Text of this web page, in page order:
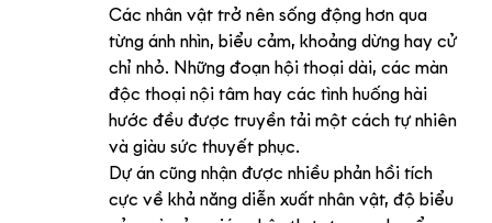
Các nhân vật trở nên sống động hơn qua
từng ánh nhìn, biểu cảm, khoảng dừng hay cử
chỉ nhỏ. Những đoạn hội thoại dài, các màn
độc thoại nội tâm hay các tình huống hài
hước đều được truyền tải một cách tự nhiên
và giàu sức thuyết phục.
Dự án cũng nhận được nhiều phản hồi tích
cực về khả năng diễn xuất nhân vật, độ biểu